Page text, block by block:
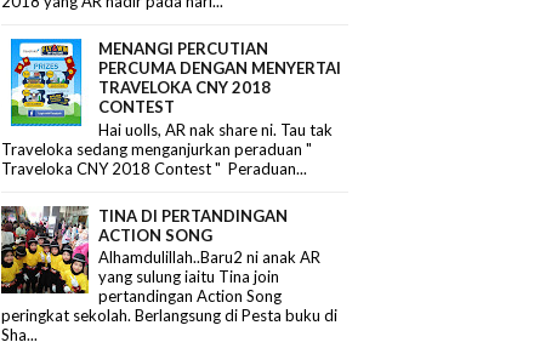
MENANGI PERCUTIAN
PERCUMA DENGAN MENYERTAI
TRAVELOKA CNY 2018
CONTEST
Hai uolls, AR nak share ni. Tau tak
Traveloka sedang menganjurkan peraduan "
Traveloka CNY 2018 Contest " Peraduan...
TINA DI PERTANDINGAN
ACTION SONG
Alhamdulillah..Baru2 ni anak AR
yang sulung iaitu Tina join
pertandingan Action Song
peringkat sekolah. Berlangsung di Pesta buku di
Sha...